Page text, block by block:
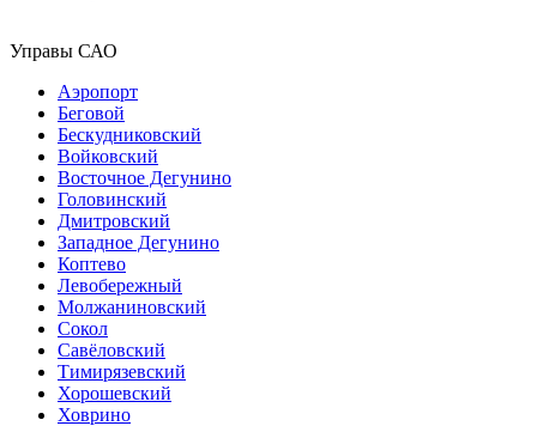
Управы САО
Аэропорт
Беговой
Бескудниковский
Войковский
Восточное Дегунино
Головинский
Дмитровский
Западное Дегунино
Коптево
Левобережный
Молжаниновский
Сокол
Савёловский
Тимирязевский
Хорошевский
Ховрино